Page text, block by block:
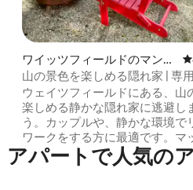
ワイッツフィールドのマンシ
ョン・アパート
山の景色を楽しめる隠れ家 | 専
高速Wi-Fi
ウェイツフィールドにある、山
楽しめる静かな隠れ家に逃避し
う。カップルや、静かな環境で
ワークをする方に最適です。マ
バー・バレーの中心部にある、
でリラックスできる滞在先です
パートで人気の